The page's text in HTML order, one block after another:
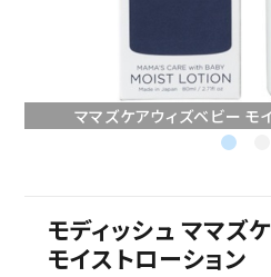
プライバシーポリシー
お問い合わせ
ママズケアウィズベビー モ
モディッシュ ママズ
モイストローション